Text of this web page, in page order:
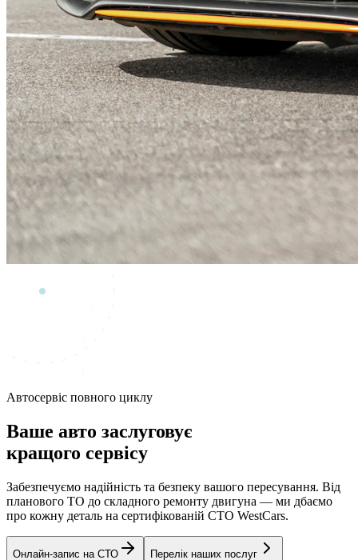
Автосервіс повного циклу
Ваше авто заслуговує
кращого сервісу
Забезпечуємо надійність та безпеку вашого пересування. Від
планового ТО до складного ремонту двигуна — ми дбаємо
про кожну деталь на сертифікованій СТО WestCars.
Онлайн-запис на СТО Перелік наших послуг